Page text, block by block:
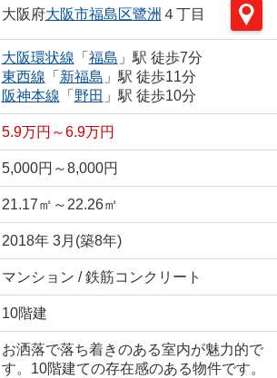
大阪府大阪市福島区鷺洲 ４丁目
大阪環状線 「 福島 」駅 徒歩7分
東西線 「 新福島 」駅 徒歩11分
阪神本線 「 野田 」駅 徒歩10分
5.9万円～6.9万円
5,000円～8,000円
21.17㎡～22.26㎡
2018年 3月(築8年)
マンション / 鉄筋コンクリート
10階建
お洒落で落ち着きのある室内が魅力的で
す。10階建ての存在感のある物件です。